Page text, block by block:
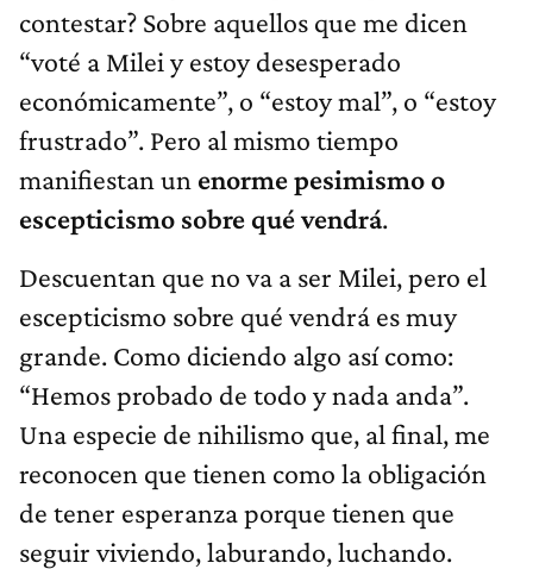
contestar? Sobre aquellos que me dicen
“voté a Milei y estoy desesperado
económicamente”, o “estoy mal”, o “estoy
frustrado”. Pero al mismo tiempo
manifiestan un enorme pesimismo o
escepticismo sobre qué vendrá.
Descuentan que no va a ser Milei, pero el
escepticismo sobre qué vendrá es muy
grande. Como diciendo algo así como:
“Hemos probado de todo y nada anda”.
Una especie de nihilismo que, al final, me
reconocen que tienen como la obligación
de tener esperanza porque tienen que
seguir viviendo, laburando, luchando.